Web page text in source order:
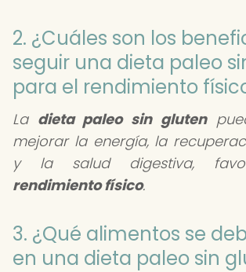
2. ¿Cuáles son los
seguir una dieta paleo
para el rendimiento
La dieta paleo sin gluten
mejorar la energía, la
y la salud digestiva,
rendimiento físico.
3. ¿Qué alimentos se
en una dieta paleo sin